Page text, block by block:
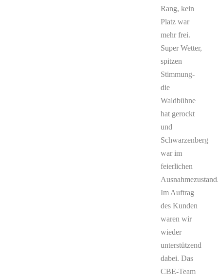
Rang, kein
Platz war
mehr frei.
Super Wetter,
spitzen
Stimmung-
die
Waldbühne
hat gerockt
und
Schwarzenberg
war im
feierlichen
Im Auftrag
des Kunden
waren wir
wieder
unterstützend
dabei. Das
CBE-Team